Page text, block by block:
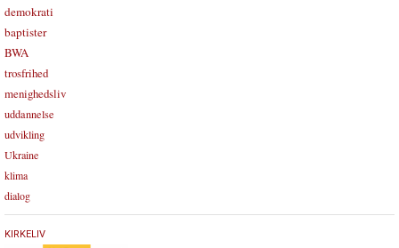
demokrati
baptister
BWA
trosfrihed
menighedsliv
uddannelse
udvikling
Ukraine
klima
dialog
3.
KIRKELIV